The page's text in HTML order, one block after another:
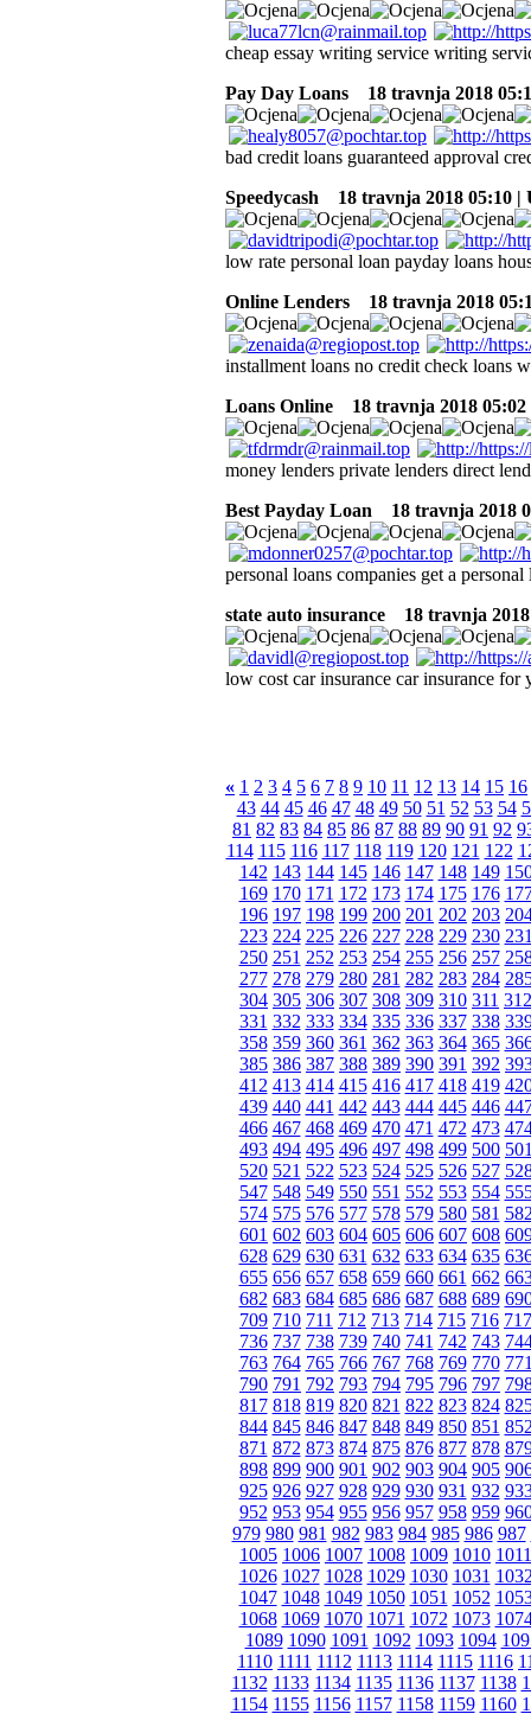
cheap essay writing service writing
Pay Day Loans
18 travnja 2018
bad credit loans guaranteed approval
Speedycash
18 travnja 2018 05:10 |
low rate personal loan payday loans
Online Lenders
18 travnja 2018
installment loans no credit check loans
Loans Online
18 travnja 2018 05:02
money lenders private lenders direct
Best Payday Loan
18 travnja 2018
personal loans companies get a
state auto insurance
18 travnja
low cost car insurance car insurance for
« 1 2 3 4 5 6 7 8 9 10 11 12 13 14 15 16
43 44 45 46 47 48 49 50 51 52 53 54
81 82 83 84 85 86 87 88 89 90 91 92
114 115 116 117 118 119 120 121 122
142 143 144 145 146 147 148 149
169 170 171 172 173 174 175 176
196 197 198 199 200 201 202 203
223 224 225 226 227 228 229 230
250 251 252 253 254 255 256 257
277 278 279 280 281 282 283 284
304 305 306 307 308 309 310 311 312
331 332 333 334 335 336 337 338
358 359 360 361 362 363 364 365
385 386 387 388 389 390 391 392
412 413 414 415 416 417 418 419
439 440 441 442 443 444 445 446
466 467 468 469 470 471 472 473
493 494 495 496 497 498 499 500
520 521 522 523 524 525 526 527
547 548 549 550 551 552 553 554
574 575 576 577 578 579 580 581
601 602 603 604 605 606 607 608
628 629 630 631 632 633 634 635
655 656 657 658 659 660 661 662
682 683 684 685 686 687 688 689
709 710 711 712 713 714 715 716 717
736 737 738 739 740 741 742 743
763 764 765 766 767 768 769 770
790 791 792 793 794 795 796 797
817 818 819 820 821 822 823 824
844 845 846 847 848 849 850 851
871 872 873 874 875 876 877 878
898 899 900 901 902 903 904 905
925 926 927 928 929 930 931 932
952 953 954 955 956 957 958 959
979 980 981 982 983 984 985 986 987
1005 1006 1007 1008 1009 1010 1011
1026 1027 1028 1029 1030 1031
1047 1048 1049 1050 1051 1052
1068 1069 1070 1071 1072 1073
1089 1090 1091 1092 1093 1094
1110 1111 1112 1113 1114 1115 1116
1132 1133 1134 1135 1136 1137 1138
1154 1155 1156 1157 1158 1159 1160